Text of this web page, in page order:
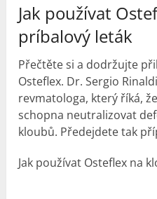
Jak používat
príbalový leták
Přečtěte si a dodržujte
Osteflex. Dr. Sergio
revmatologa, který říká,
schopna neutralizovat
kloubů. Předejdete tak
Jak používat Osteflex na